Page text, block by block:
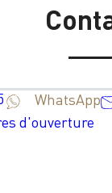
WhatsApp
d'ouverture